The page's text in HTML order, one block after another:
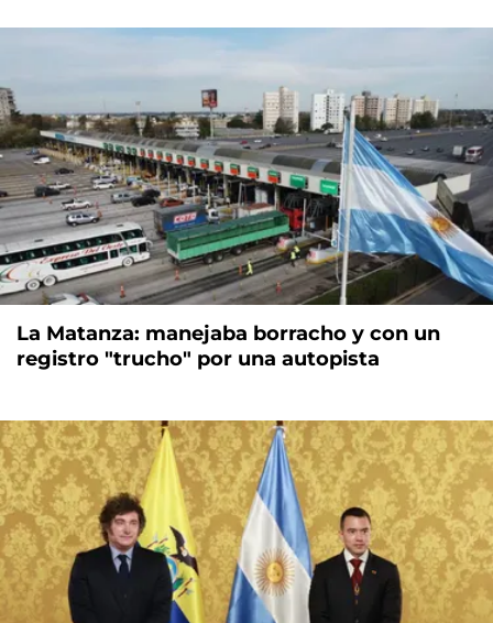
La Matanza: manejaba borracho y con un
registro "trucho" por una autopista